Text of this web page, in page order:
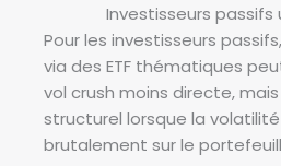
l
i
g
n
e
Investisseurs passifs
Pour les investisseurs
via des ETF thématiques
vol crush moins directe,
structurel lorsque la
brutalement sur le